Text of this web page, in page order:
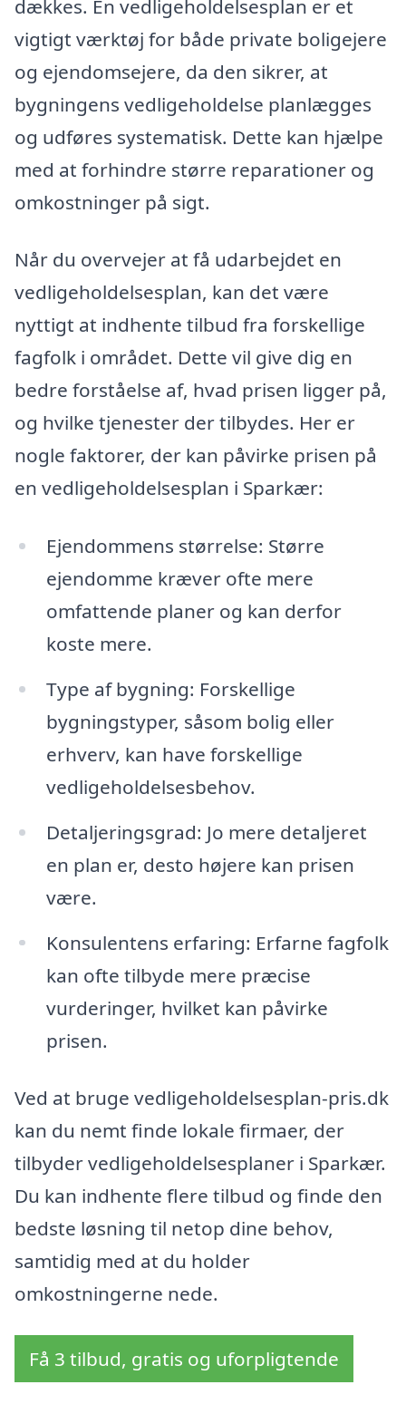
dækkes. En vedligeholdelsesplan er et
vigtigt værktøj for både private boligejere
og ejendomsejere, da den sikrer, at
bygningens vedligeholdelse planlægges
og udføres systematisk. Dette kan hjælpe
med at forhindre større reparationer og
omkostninger på sigt.
Når du overvejer at få udarbejdet en
vedligeholdelsesplan, kan det være
nyttigt at indhente tilbud fra forskellige
fagfolk i området. Dette vil give dig en
bedre forståelse af, hvad prisen ligger på,
og hvilke tjenester der tilbydes. Her er
nogle faktorer, der kan påvirke prisen på
en vedligeholdelsesplan i Sparkær:
Ejendommens størrelse: Større
ejendomme kræver ofte mere
omfattende planer og kan derfor
koste mere.
Type af bygning: Forskellige
bygningstyper, såsom bolig eller
erhverv, kan have forskellige
vedligeholdelsesbehov.
Detaljeringsgrad: Jo mere detaljeret
en plan er, desto højere kan prisen
være.
Konsulentens erfaring: Erfarne fagfolk
kan ofte tilbyde mere præcise
vurderinger, hvilket kan påvirke
prisen.
Ved at bruge vedligeholdelsesplan-pris.dk
kan du nemt finde lokale firmaer, der
tilbyder vedligeholdelsesplaner i Sparkær.
Du kan indhente flere tilbud og finde den
bedste løsning til netop dine behov,
samtidig med at du holder
omkostningerne nede.
Få 3 tilbud, gratis og uforpligtende